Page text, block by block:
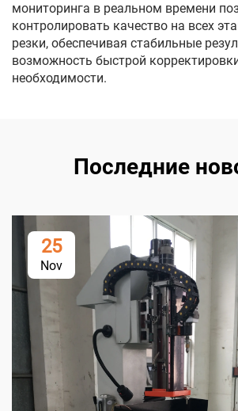
мониторинга в реальном времени
контролировать качество на всех
резки, обеспечивая стабильные
возможность быстрой
необходимости.
Последние
25
Nov